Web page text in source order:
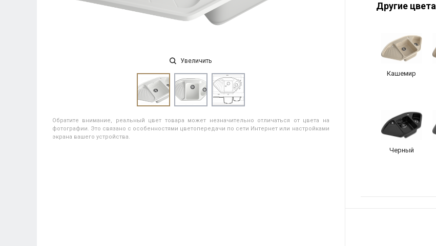
Увеличить
Обратите внимание, реальный цвет товара может незначительно отличаться от цвета на
фотографии. Это связано с особенностями цветопередачи по сети Интернет или настройками
экрана вашего устройства.
Другие цвета
Кашемир
Черный